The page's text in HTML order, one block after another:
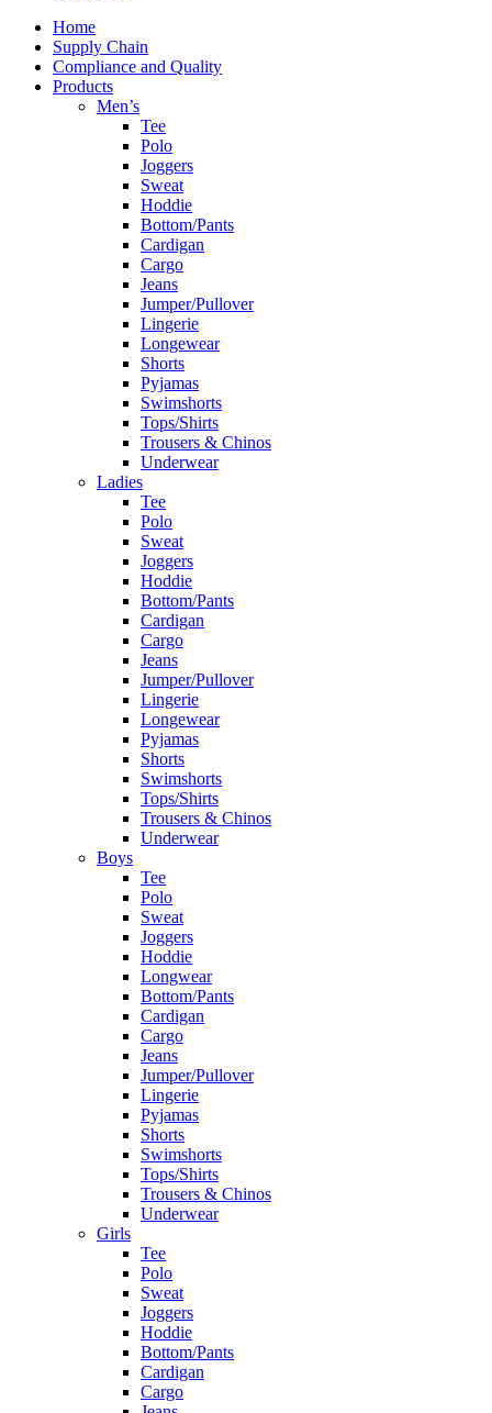
Home
Supply Chain
Compliance and Quality
Products
Men’s
Tee
Polo
Joggers
Sweat
Hoddie
Bottom/Pants
Cardigan
Cargo
Jeans
Jumper/Pullover
Lingerie
Longewear
Shorts
Pyjamas
Swimshorts
Tops/Shirts
Trousers & Chinos
Underwear
Ladies
Tee
Polo
Sweat
Joggers
Hoddie
Bottom/Pants
Cardigan
Cargo
Jeans
Jumper/Pullover
Lingerie
Longewear
Pyjamas
Shorts
Swimshorts
Tops/Shirts
Trousers & Chinos
Underwear
Boys
Tee
Polo
Sweat
Joggers
Hoddie
Longwear
Bottom/Pants
Cardigan
Cargo
Jeans
Jumper/Pullover
Lingerie
Pyjamas
Shorts
Swimshorts
Tops/Shirts
Trousers & Chinos
Underwear
Girls
Tee
Polo
Sweat
Joggers
Hoddie
Bottom/Pants
Cardigan
Cargo